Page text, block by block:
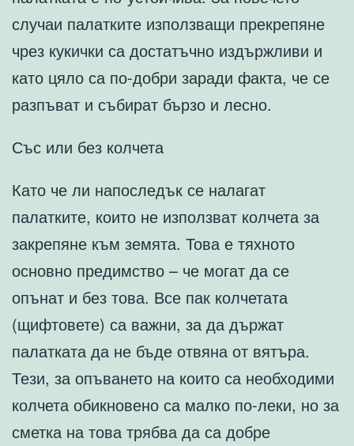
случаи палатките използващи прекрепяне
чрез кукички са достатъчно издържливи и
като цяло са по-добри заради факта, че се
разпъват и събират бързо и лесно.
Със или без колчета
Като че ли напоследък се налагат
палатките, които не използват колчета за
закрепяне към земята. Това е тяхното
основно предимство – че могат да се
опънат и без това. Все пак колчетата
(щифтовете) са важни, за да държат
палатката да не бъде отвяна от вятъра.
Тези, за опъването на които са необходими
колчета обикновено са малко по-леки, но за
сметка на това трябва да са добре